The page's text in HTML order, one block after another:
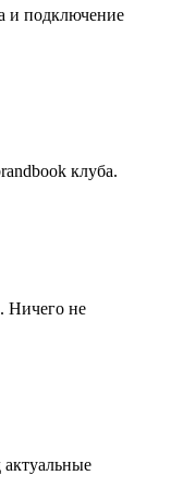
и подключение
клуба.
Ничего не